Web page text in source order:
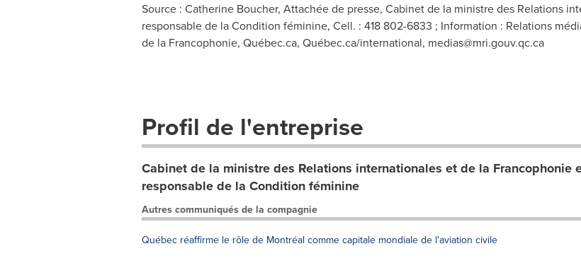
Source : Catherine Boucher, Attachée de presse, Cabinet de la ministre des Relations
responsable de la Condition féminine, Cell. : 418 802-6833 ; Information : Relations
de la Francophonie, Québec.ca, Québec.ca/international, medias@mri.gouv.qc.ca
Profil de l'entreprise
Cabinet de la ministre des Relations internationales et de la Francophonie
responsable de la Condition féminine
Autres communiqués de la compagnie
Québec réaffirme le rôle de Montréal comme capitale mondiale de l'aviation civile